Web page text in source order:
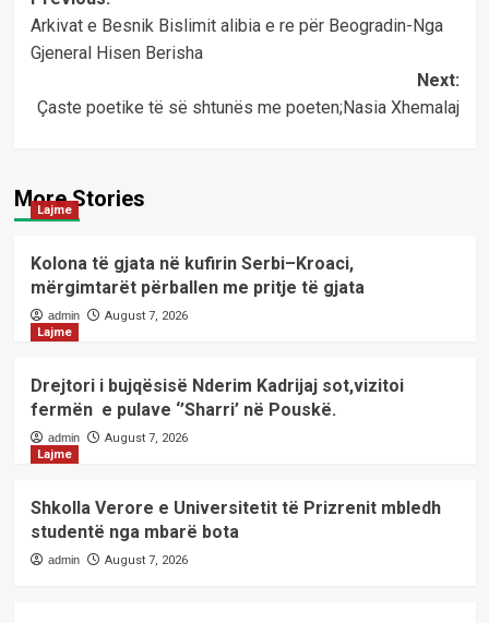
navigation
Arkivat e Besnik Bislimit alibia e re për Beogradin-Nga
Gjeneral Hisen Berisha
Next:
Çaste poetike të së shtunës me poeten;Nasia Xhemalaj
More Stories
Lajme
Kolona të gjata në kufirin Serbi–Kroaci,
mërgimtarët përballen me pritje të gjata
admin
August 7, 2026
Lajme
Drejtori i bujqësisë Nderim Kadrijaj sot,vizitoi
fermën e pulave ‘’Sharri’ në Pouskë.
admin
August 7, 2026
Lajme
Shkolla Verore e Universitetit të Prizrenit mbledh
studentë nga mbarë bota
admin August 7, 2026